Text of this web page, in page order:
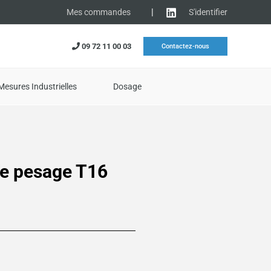
Mes commandes | S'identifier
09 72 11 00 03 Contactez-nous
Industrielles Dosage
pesage T16